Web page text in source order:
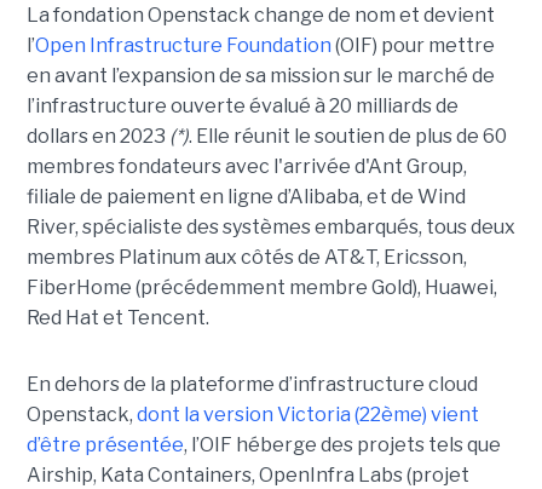
La fondation Openstack change de nom et devient
l’Open Infrastructure Foundation (OIF) pour mettre
en avant l’expansion de sa mission sur le marché de
l’infrastructure ouverte évalué à 20 milliards de
dollars en 2023 (*). Elle réunit le soutien de plus de 60
membres fondateurs avec l'arrivée d'Ant Group,
filiale de paiement en ligne d’Alibaba, et de Wind
River, spécialiste des systèmes embarqués, tous deux
membres Platinum aux côtés de AT&T, Ericsson,
FiberHome (précédemment membre Gold), Huawei,
Red Hat et Tencent.
En dehors de la plateforme d’infrastructure cloud
Openstack, dont la version Victoria (22ème) vient
d’être présentée, l’OIF héberge des projets tels que
Airship, Kata Containers, OpenInfra Labs (projet